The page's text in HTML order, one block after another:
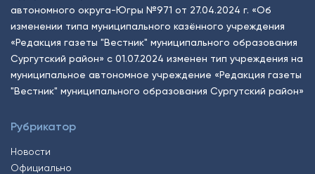
автономного округа-Югры №971 от 27.04.2024 г. «Об
изменении типа муниципального казённого учреждения
«Редакция газеты "Вестник" муниципального образования
Сургутский район» с 01.07.2024 изменен тип учреждения на
муниципальное автономное учреждение «Редакция газеты
"Вестник" муниципального образования Сургутский район»
Рубрикатор
Новости
Официально